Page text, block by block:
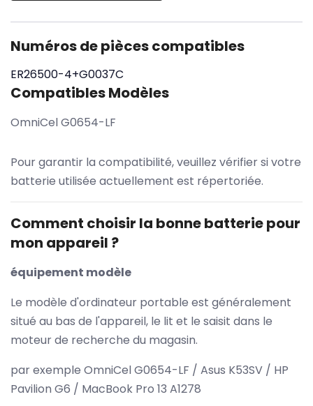
Numéros de pièces compatibles
ER26500-4+G0037C
Compatibles Modèles
OmniCel G0654-LF
Pour garantir la compatibilité, veuillez vérifier si votre
batterie utilisée actuellement est répertoriée.
Comment choisir la bonne batterie pour
mon appareil ?
équipement modèle
Le modèle d'ordinateur portable est généralement
situé au bas de l'appareil, le lit et le saisit dans le
moteur de recherche du magasin.
par exemple OmniCel G0654-LF / Asus K53SV / HP
Pavilion G6 / MacBook Pro 13 A1278